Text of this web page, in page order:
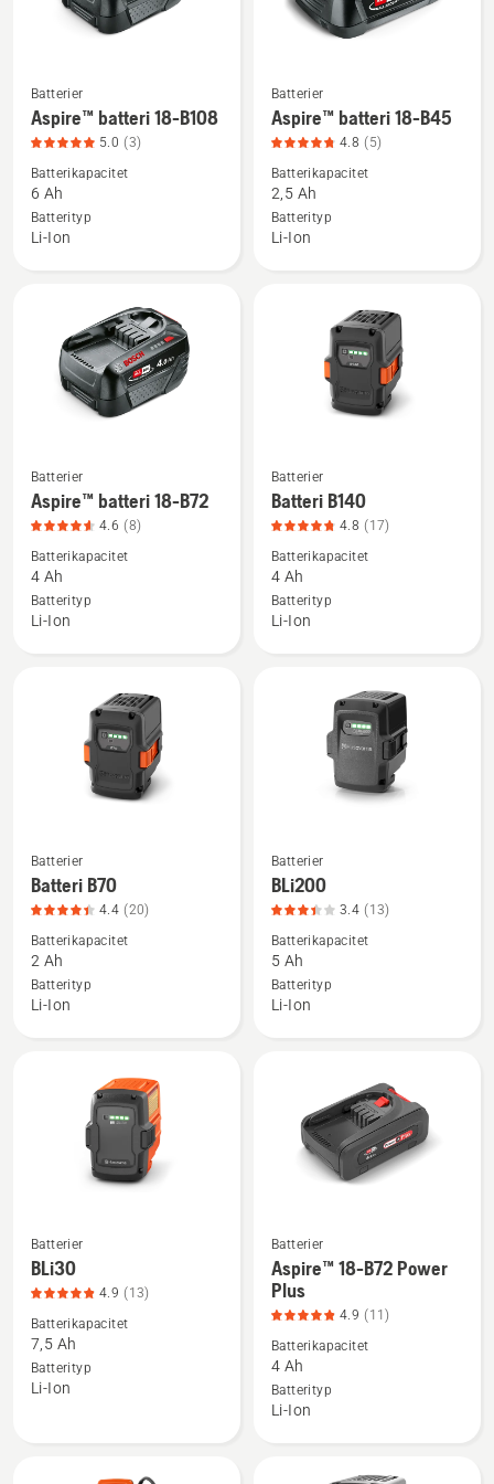
Se
mer
information
om
Aspire™
batteri
produktbetyg
Batterier
Aspire™ batteri 18-B108
5.0 (3)
Batterikapacitet
6 Ah
Batterityp
Li-Ion
Se
mer
information
om
Aspire™
batteri
produktbetyg
Batterier
Aspire™ batteri 18-B45
4.8 (5)
Batterikapacitet
2,5 Ah
Batterityp
Li-Ion
Se
mer
information
om
Aspire™
batteri
produktbetyg
Batterier
Aspire™ batteri 18-B72
4.6 (8)
Batterikapacitet
4 Ah
Batterityp
Li-Ion
Se
mer
information
om
Batteri
B140,
Batterier
Batteri B140
4.8 (17)
Batterikapacitet
4 Ah
Batterityp
Li-Ion
Se
mer
information
om
Batteri
B70,
Batterier
Batteri B70
4.4 (20)
Batterikapacitet
2 Ah
Batterityp
Li-Ion
Se
mer
information
om
BLi200,
produktbetyg
Batterier
BLi200
3.4 (13)
Batterikapacitet
5 Ah
Batterityp
Li-Ion
Se
mer
om
BLi30,
produktbetyg
Batterier
BLi30
4.9 (13)
Batterikapacitet
7,5 Ah
Batterityp
Li-Ion
mer
information
om
Aspire™
18-
B72
Batterier
Aspire™ 18-B72 Power
Plus
4.9 (11)
Batterikapacitet
4 Ah
Batterityp
Li-Ion